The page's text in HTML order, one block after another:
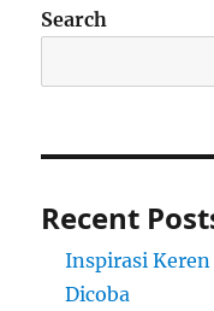
Search
Recent
Inspirasi
Dicoba